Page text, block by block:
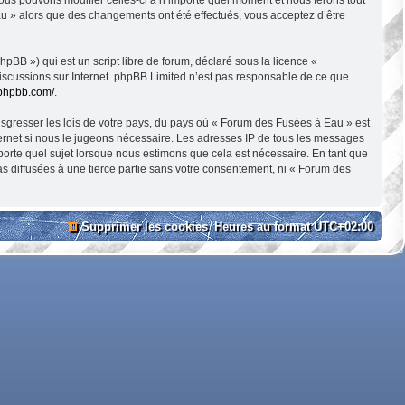
alors que des changements ont été effectués, vous acceptez d’être
») qui est un script libre de forum, déclaré sous la licence «
sur Internet. phpBB Limited n’est pas responsable de ce que
.
les lois de votre pays, du pays où « Forum des Fusées à Eau » est
si nous le jugeons nécessaire. Les adresses IP de tous les messages
quel sujet lorsque nous estimons que cela est nécessaire. En tant que
à une tierce partie sans votre consentement, ni « Forum des
Heures au formatUTC+02:00
Supprimer les cookies